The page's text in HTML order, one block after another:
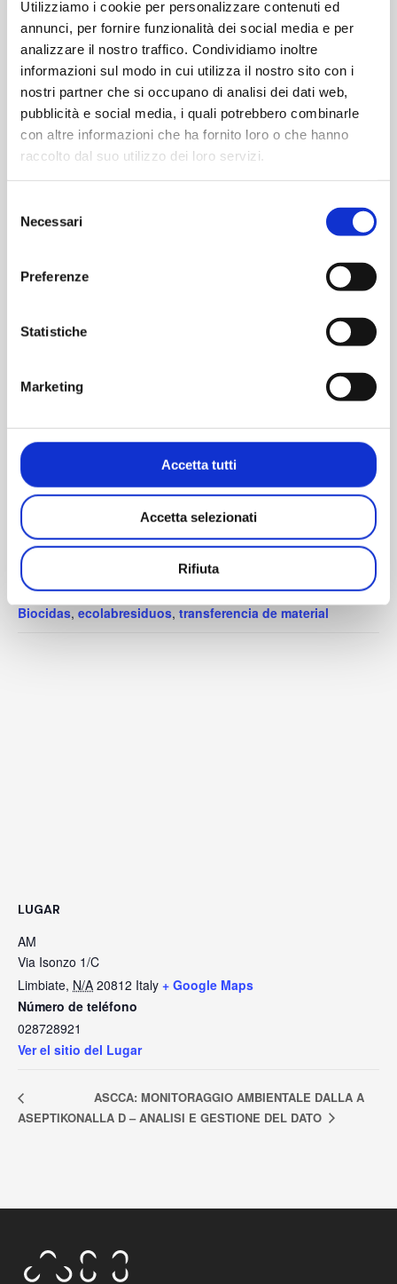
Utilizziamo i cookie per personalizzare contenuti ed
annunci, per fornire funzionalità dei social media e per
analizzare il nostro traffico. Condividiamo inoltre
informazioni sul modo in cui utilizza il nostro sito con i
nostri partner che si occupano di analisi dei dati web,
pubblicità e social media, i quali potrebbero combinarle
con altre informazioni che ha fornito loro o che hanno
raccolto dal suo utilizzo dei loro servizi.
delNecessari
Preferenze
Statistiche
Marketing
Accetta tutti
Accetta selezionati
Rifiuta
eliminar la contaminación de los envases
Afrontar el reto del moho en entornos GMP
La contaminación por hongos y levaduras
en entornos de contaminación controlada puede
suponer un reto importante para la fabricación de
medicamentos, ya que conlleva el riesgo de
comprometer la calidad del producto acabado y
la seguridad del paciente. Esta presentación
morfología de los hongos y las
plantean, y la necesidad de estructurar un
(plan CAPA) que pueda evitar problemas de
GUARDAR EN EL CALENDARIO
DETALLES
Fecha:
9 de octubre de 2025
Etiquetas del Evento:
Biocidas, ecolabresiduos, transferencia de material
LUGAR
AM
Via Isonzo 1/C
Limbiate, N/A 20812 Italy + Google Maps
Número de teléfono
028728921
Ver el sitio del Lugar
ASEPTIKON
ASCCA: MONITORAGGIO AMBIENTALE DALLA A
ALLA D – ANALISI E GESTIONE DEL DATO